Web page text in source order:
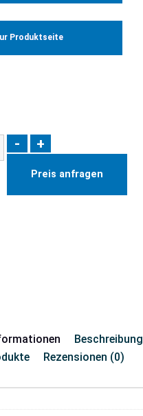
Produktseite
- +
Preis anfragen
Beschreibung
Rezensionen (0)